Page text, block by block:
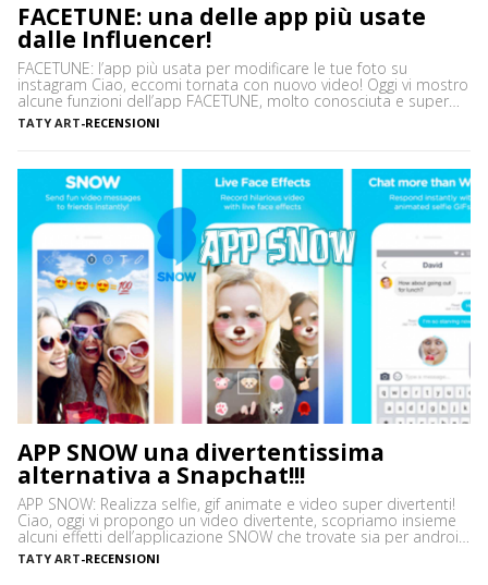
FACETUNE: una delle app più usate
dalle Influencer!
FACETUNE: l’app più usata per modificare le tue foto su
instagram Ciao, eccomi tornata con nuovo video! Oggi vi mostro
alcune funzioni dell’app FACETUNE, molto conosciuta e super
utilizzata per modificare le immagini su Instagram. Infatti la
maggior parte delle INFLUENCER utilizza lo strumento SBIANCA
TATY ART-RECENSIONI
APP SNOW una divertentissima
alternativa a Snapchat!!!
APP SNOW: Realizza selfie, gif animate e video super divertenti!
Ciao, oggi vi propongo un video divertente, scopriamo insieme
alcuni effetti dell’applicazione SNOW che trovate sia per android
che per apple, è una alternativa validissima alla più famosa app
Snapchat Questa app vi permette di realizzare selfie, gif
TATY ART-RECENSIONI